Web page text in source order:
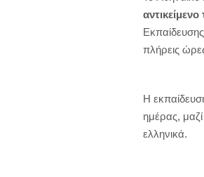
πλήρεις
Η
ημέρας,
ελληνικά.